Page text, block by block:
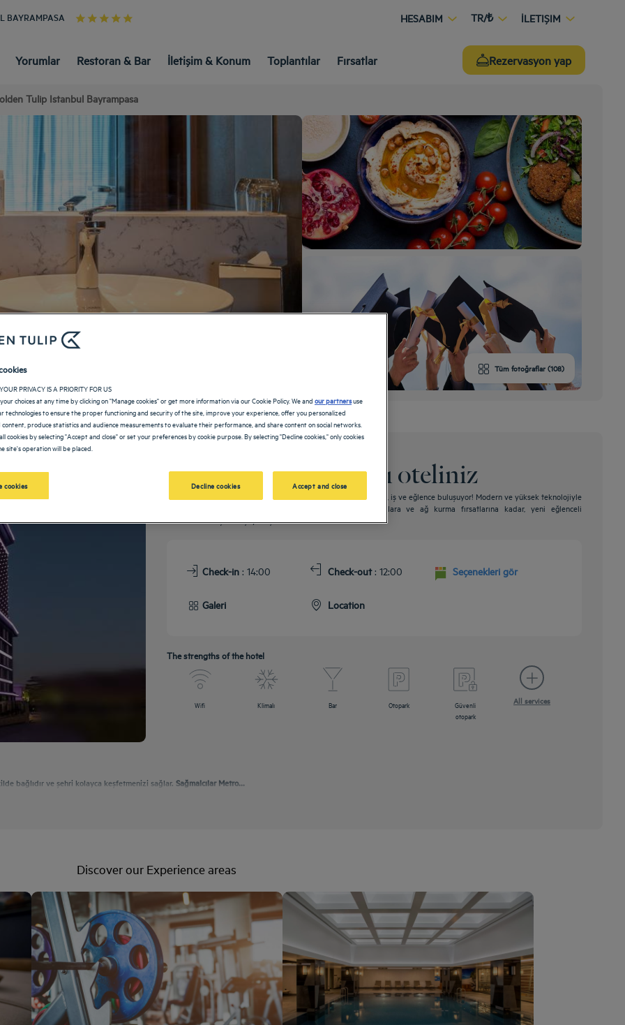
BAYRAMPASA HESABIM TR/₺ İLETIŞIM
Yorumlar Restoran & Bar İletişim & Konum Toplantılar Fırsatlar Rezervasyon yap
Tulip Istanbul Bayrampasa
Tüm fotoğraflar (108)
İstanbul'daki 5 yıldızlı oteliniz
Golden Tulip Istanbul Bayrampaşa otelinde, 5 yıldızlı bir otelde, iş ve eğlence buluşuyor! Modern ve yüksek teknolojiyle
donatılmış toplantı odalarından, iyi tasarlanmış ortak alanlara ve ağ kurma fırsatlarına kadar, yeni eğlenceli
konaklamanız için her şeyi düşündük!
Check-in : 14:00 Check-out: 12:00 Seçenekleri gör
Galeri Location
The strengths of the hotel
Wifi Klimalı Bar Otopark
Güvenli
otopark
All services
bağlıdır ve şehri kolayca keşfetmenizi sağlar. Sağmalcılar Metro...
Discover our Experience areas
Fitness Center
More info
Yüzme havuzu
More info
PRIVACY IS A PRIORITY FOR US
choices at any time by clicking on "Manage cookies" or get more information via our Cookie Policy. We andour partnersuse
technologies to ensure the proper functioning and security of the site, improve your experience, offer you personalized
produce statistics and audience measurements to evaluate their performance, and share content on social networks.
cookies by selecting "Accept and close" or set your preferences by cookie purpose. By selecting "Decline cookies," only cookies
site's operation will be placed.
cookies Decline cookies Accept and close